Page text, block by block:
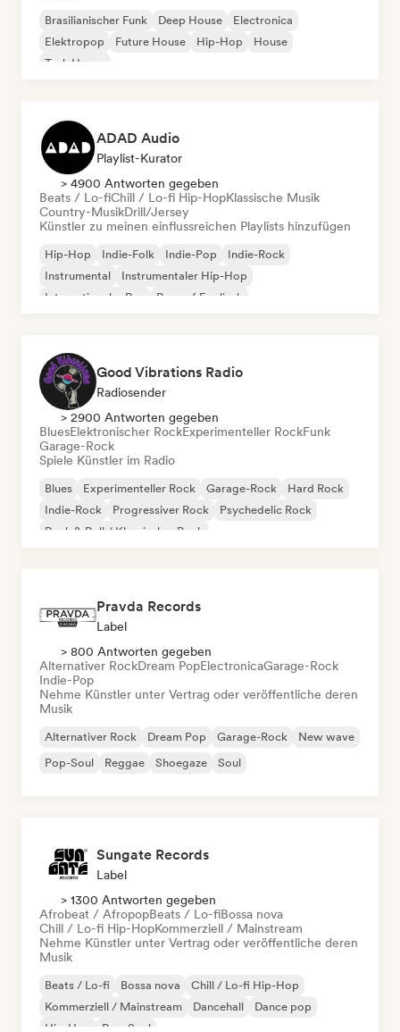
Brasilianischer Funk Deep House
Electronica
Elektropop
Future House Hip-Hop
House
Tech House
ADAD Audio
Playlist-Kurator
> 4900 Antworten gegeben
Beats / Lo-fiChill / Lo-fi Hip-HopKlassische Musik
Country-MusikDrill/Jersey
Künstler zu meinen einflussreichen Playlists hinzufügen
Hip-Hop Indie-Folk Indie-Pop
Indie-Rock
Instrumental
Instrumentaler Hip-Hop
Internationaler Rap
Rap auf Englisch
Good Vibrations Radio
Radiosender
> 2900 Antworten gegeben
BluesElektronischer RockExperimenteller RockFunk
Garage-Rock
Spiele Künstler im Radio
Blues Experimenteller Rock Garage-Rock
Hard Rock
Indie-Rock
Progressiver Rock
Psychedelic Rock
Rock & Roll / Klassischer Rock
Pravda Records
Label
> 800 Antworten gegeben
Alternativer RockDream PopElectronicaGarage-Rock
Indie-Pop
Nehme Künstler unter Vertrag oder veröffentliche deren
Musik
Alternativer Rock Dream Pop Garage-Rock
New wave
Pop-Soul
Reggae Shoegaze Soul
Sungate Records
Label
> 1300 Antworten gegeben
Afrobeat / AfropopBeats / Lo-fiBossa nova
Chill / Lo-fi Hip-HopKommerziell / Mainstream
Nehme Künstler unter Vertrag oder veröffentliche deren
Musik
Beats / Lo-fi Bossa nova
Chill / Lo-fi Hip-Hop
Kommerziell / Mainstream
Dancehall
Dance pop
Hip-Hop
Pop-Soul